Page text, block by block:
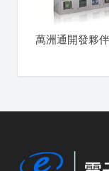
萬洲通開發夥